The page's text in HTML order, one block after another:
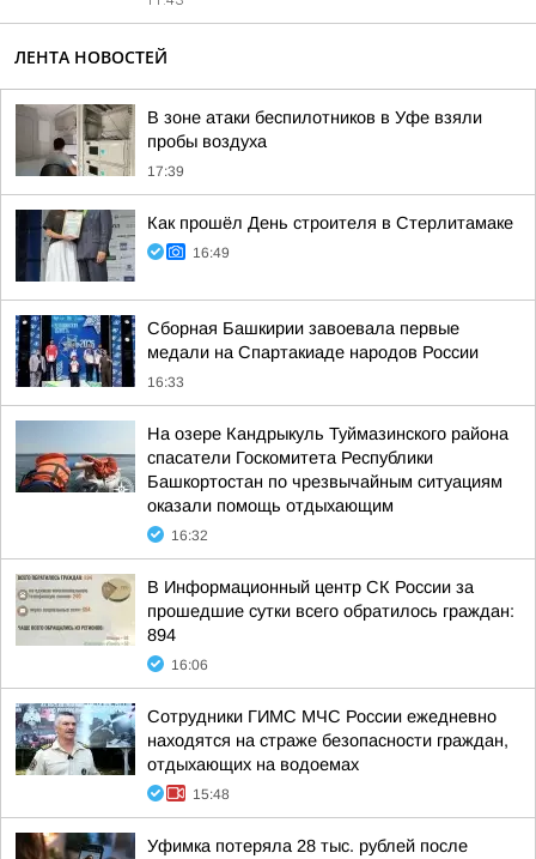
ЛЕНТА НОВОСТЕЙ
В зоне атаки беспилотников в Уфе взяли
пробы воздуха
17:39
Как прошёл День строителя в Стерлитамаке
16:49
Сборная Башкирии завоевала первые
медали на Спартакиаде народов России
16:33
На озере Кандрыкуль Туймазинского района
спасатели Госкомитета Республики
Башкортостан по чрезвычайным ситуациям
оказали помощь отдыхающим
16:32
В Информационный центр СК России за
прошедшие сутки всего обратилось граждан:
894
16:06
Сотрудники ГИМС МЧС России ежедневно
находятся на страже безопасности граждан,
отдыхающих на водоемах
15:48
Уфимка потеряла 28 тыс. рублей после